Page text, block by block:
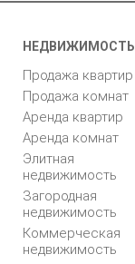
НЕДВИЖИМОСТЬ
Продажа квартир
Продажа комнат
Аренда квартир
Аренда комнат
Элитная
недвижимость
Загородная
недвижимость
Коммерческая
недвижимость